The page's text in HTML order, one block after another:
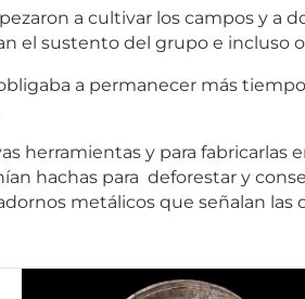
a cultivar los campos y a
el sustento del grupo e incluso
a permanecer más
herramientas y para
hachas para deforestar y
metálicos que señalan las